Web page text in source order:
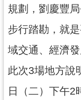
網
站
覽
市
信
規劃，劉慶豐
步行踏勘，就
域交通、經濟發
此次3場地方說
日（二）下午2